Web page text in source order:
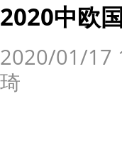
2020中欧
2020/01/
琦